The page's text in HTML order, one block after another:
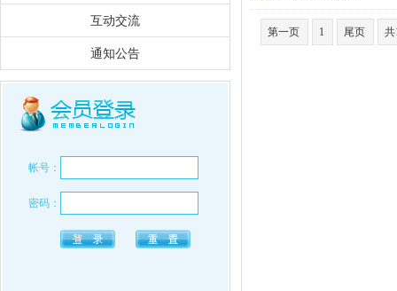
互动交流
通知公告
帐号：
密码：
第一页 1 尾页